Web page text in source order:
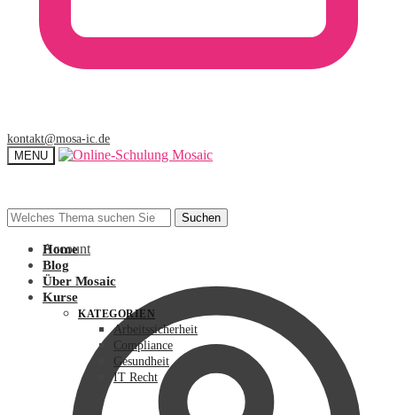
kontakt@mosa-ic.de
MENU
Suchen
nach:
Suchen
Account
Suchen
nach:
Suchen
Home
Blog
Über Mosaic
Kurse
KATEGORIEN
Arbeitssicherheit
Compliance
Gesundheit
IT Recht